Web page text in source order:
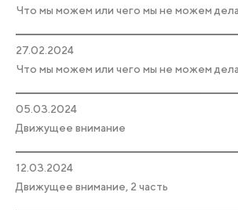
Что мы можем или чего мы не можем
27.02.2024
Что мы можем или чего мы не можем
05.03.2024
Движущее внимание
12.03.2024
Движущее внимание, 2 часть